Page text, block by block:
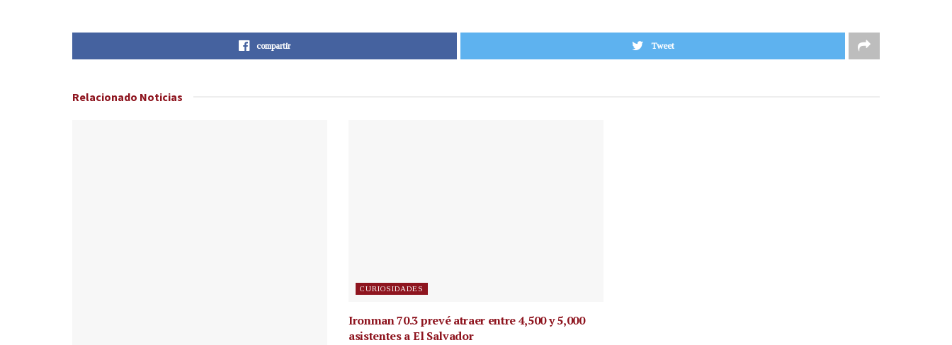
compartir Tweet
Relacionado Noticias
CURIOSIDADES
Ironman 70.3 prevé atraer entre 4,500 y 5,000
asistentes a El Salvador